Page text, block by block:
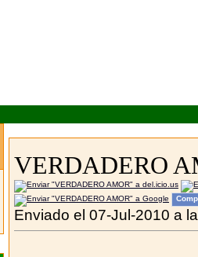
VERDADERO
Enviado el 07-Jul-2010 a